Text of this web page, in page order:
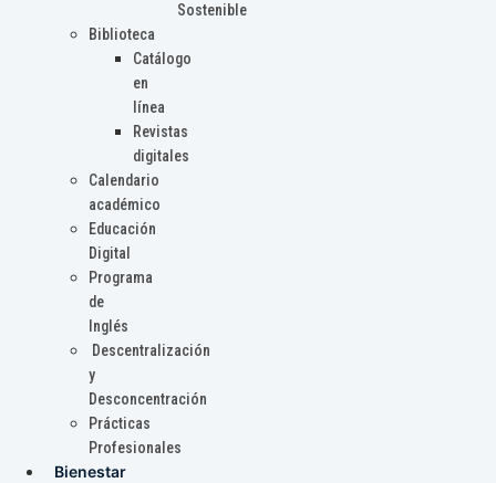
Sostenible
Biblioteca
Catálogo
en
línea
Revistas
digitales
Calendario
académico
Educación
Digital
Programa
de
Inglés
Descentralización
y
Desconcentración
Prácticas
Profesionales
Bienestar